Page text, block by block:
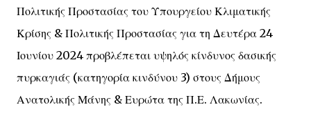
Πολιτικής Προστασίας του Υπουργείου Κλιματικής
Κρίσης & Πολιτικής Προστασίας για τη Δευτέρα 24
Ιουνίου 2024 προβλέπεται υψηλός κίνδυνος δασικής
πυρκαγιάς (κατηγορία κινδύνου 3) στους Δήμους
Ανατολικής Μάνης & Ευρώτα της Π.Ε. Λακωνίας.